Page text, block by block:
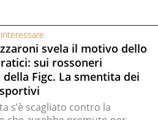
svela il motivo dello
sui rossoneri
Figc. La smentita dei
s’è scagliato contro la